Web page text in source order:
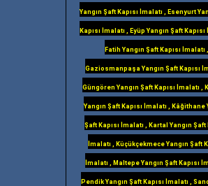
Yangın Şaft Kapısı İmalatı , Esenyurt
Kapısı İmalatı , Eyüp Yangın Şaft Kapısı
Fatih Yangın Şaft Kapısı İmalatı ,
Gaziosmanpaşa Yangın Şaft Kapısı
Güngören Yangın Şaft Kapısı İmalatı ,
Yangın Şaft Kapısı İmalatı , Kâğithane
Şaft Kapısı İmalatı , Kartal Yangın Şaft
İmalatı , Küçükçekmece Yangın Şaft
İmalatı , Maltepe Yangın Şaft Kapısı
Pendik Yangın Şaft Kapısı İmalatı ,